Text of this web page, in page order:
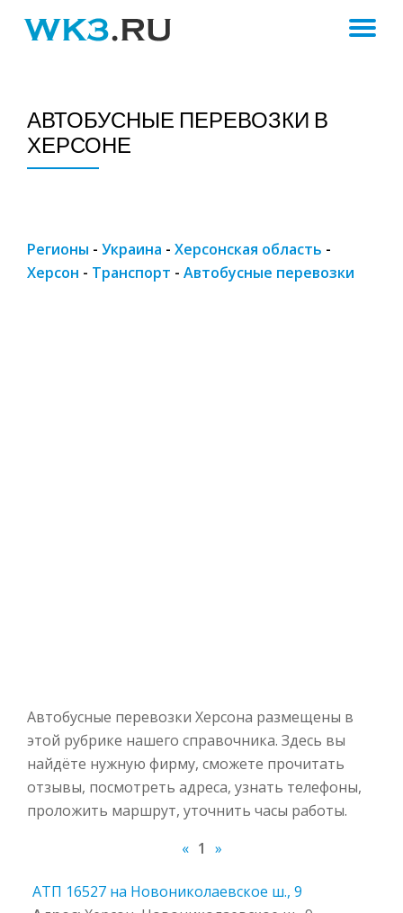
АВТОБУСНЫЕ ПЕРЕВОЗКИ В
ХЕРСОНЕ
Регионы - Украина - Херсонская область -
Херсон - Транспорт - Автобусные перевозки
Автобусные перевозки Херсона размещены в
этой рубрике нашего справочника. Здесь вы
найдёте нужную фирму, сможете прочитать
отзывы, посмотреть адреса, узнать телефоны,
проложить маршрут, уточнить часы работы.
« 1 »
АТП 16527 на Новониколаевское ш., 9